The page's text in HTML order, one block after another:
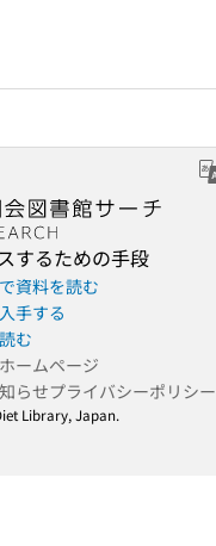
するための手段
資料を読む
手する
む
ームページ
らせプライバシーポリシー
Library, Japan.